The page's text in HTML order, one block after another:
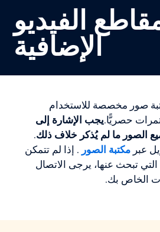
الفيديو
الإضافية
صور مخصصة للاستخدام
حصريًّا.يجب الإشارة إلى
.
عبرمكتبة الصور . إذا لم تتمكن
تبحث عنها، يرجى الاتصال
الخاص بك.